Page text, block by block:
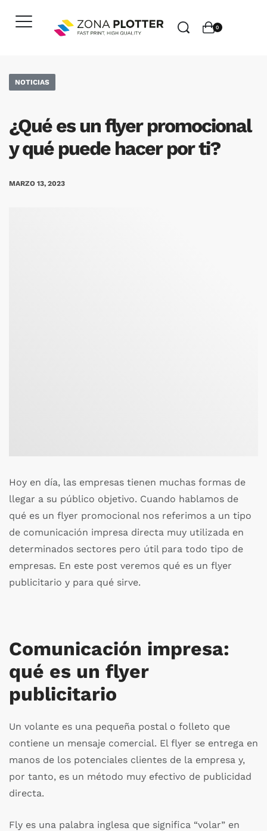
0
NOTICIAS
¿Qué es un flyer promocional
y qué puede hacer por ti?
MARZO 13, 2023
Hoy en día, las empresas tienen muchas formas de
llegar a su público objetivo. Cuando hablamos de
qué es un flyer promocional nos referimos a un tipo
de comunicación impresa directa muy utilizada en
determinados sectores pero útil para todo tipo de
empresas. En este post veremos qué es un flyer
publicitario y para qué sirve.
Comunicación impresa:
qué es un flyer
publicitario
Un volante es una pequeña postal o folleto que
contiene un mensaje comercial. El flyer se entrega en
manos de los potenciales clientes de la empresa y,
por tanto, es un método muy efectivo de publicidad
directa.
Fly es una palabra inglesa que significa “volar” en